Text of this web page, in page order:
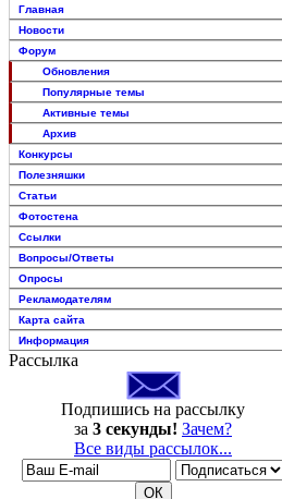
Главная
Новости
Форум
Обновления
Популярные темы
Активные темы
Архив
Конкурсы
Полезняшки
Статьи
Фотостена
Ссылки
Вопросы/Ответы
Опросы
Рекламодателям
Карта сайта
Информация
Рассылка
Подпишись на рассылку
за 3 секунды! Зачем?
Все виды рассылок...